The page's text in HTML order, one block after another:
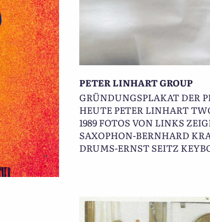
PETER LINHART GROUP
GRÜNDUNGSPLAKAT DER
HEUTE PETER LINHART
1989 FOTOS VON LINKS
SAXOPHON-BERNHARD
DRUMS-ERNST SEITZ